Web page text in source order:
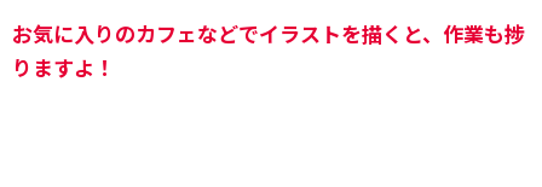
お気に入りのカフェなどでイラストを描くと、作業も捗
りますよ！